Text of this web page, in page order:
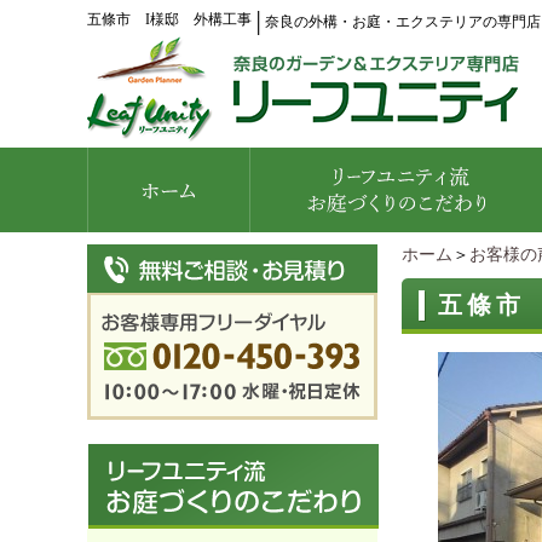
五條市 I様邸 外構工事 奈良の外構・お庭・エクステリアの専門
ホーム ＞ お客様の
五條